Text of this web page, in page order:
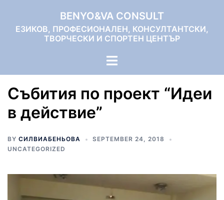
content
BENYO&VA CONSULT
ЕЗИКОВ, ПРОФЕСИОНАЛЕН, КОНСУЛТАНТСКИ,
ТВОРЧЕСКИ И СПОРТЕН ЦЕНТЪР
Toggle
Събития по проект “Идеи
в действие”
BY СИЛВИАБЕНЬОВА
SEPTEMBER 24, 2018
UNCATEGORIZED